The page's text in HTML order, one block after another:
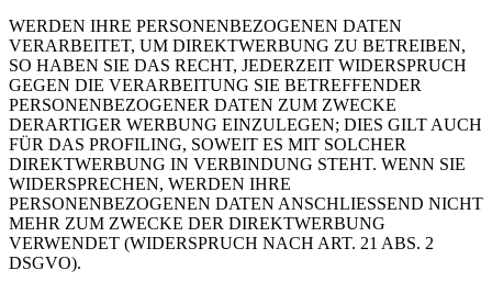
WERDEN IHRE PERSONENBEZOGENEN DATEN
VERARBEITET, UM DIREKTWERBUNG ZU BETREIBEN,
SO HABEN SIE DAS RECHT, JEDERZEIT WIDERSPRUCH
GEGEN DIE VERARBEITUNG SIE BETREFFENDER
PERSONENBEZOGENER DATEN ZUM ZWECKE
DERARTIGER WERBUNG EINZULEGEN; DIES GILT AUCH
FÜR DAS PROFILING, SOWEIT ES MIT SOLCHER
DIREKTWERBUNG IN VERBINDUNG STEHT. WENN SIE
WIDERSPRECHEN, WERDEN IHRE
PERSONENBEZOGENEN DATEN ANSCHLIESSEND NICHT
MEHR ZUM ZWECKE DER DIREKTWERBUNG
VERWENDET (WIDERSPRUCH NACH ART. 21 ABS. 2
DSGVO).